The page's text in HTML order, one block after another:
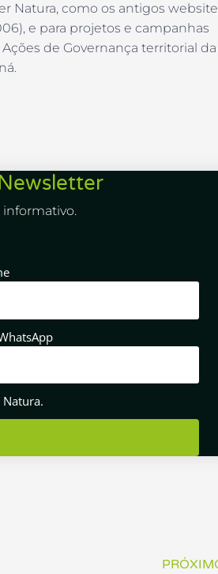
Natura, como os antigos website
e para projetos e campanhas
de Governança territorial da